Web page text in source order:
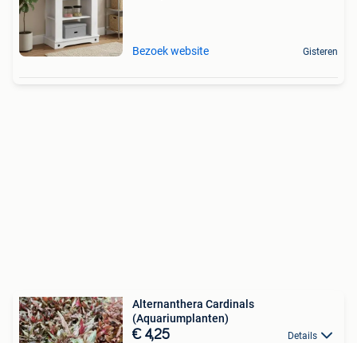
Bezoek website Gisteren
Alternanthera Cardinals
(Aquariumplanten)
€ 4,25 Details